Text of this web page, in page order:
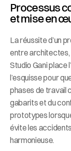
Processus
et mise en
La réussite d’un
entre architectes,
Studio Gani place
l’esquisse pour
phases de travail
gabarits et du
prototypes
évite les
harmonieuse.